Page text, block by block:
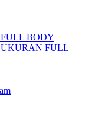
BODY
FULL